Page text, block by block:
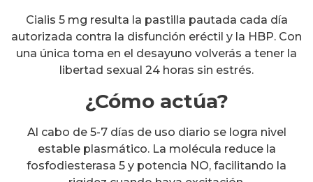
Cialis 5 mg resulta la pastilla pautada cada día
autorizada contra la disfunción eréctil y la HBP. Con
una única toma en el desayuno volverás a tener la
libertad sexual 24 horas sin estrés.
¿Cómo actúa?
Al cabo de 5-7 días de uso diario se logra nivel
estable plasmático. La molécula reduce la
fosfodiesterasa 5 y potencia NO, facilitando la